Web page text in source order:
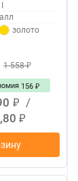
золото
1 558₽
156 ₽
₽
/
₽